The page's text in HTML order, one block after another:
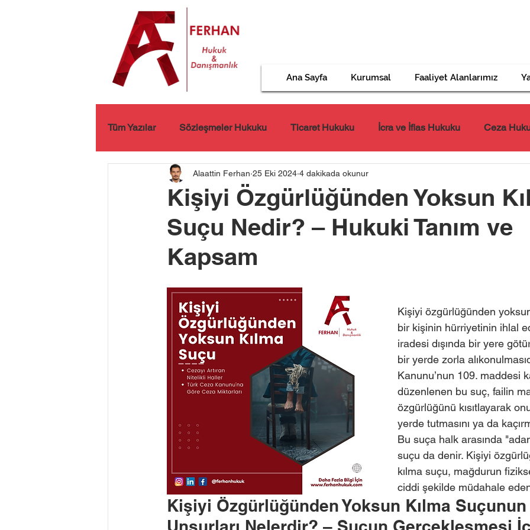
Ana Sayfa Kurumsal Faaliyet Alanlarımız
Tüm Yazılar Sözleşmeler Hukuku Ticaret Hukuku İcra ve İflas Hukuku Ceza
Kişisel Verilerin Korunması Tazminat Hukuku İş Hukuku
Kişiyi Özgürlüğünden Yoksun
Suçu Nedir? – Hukuki Tanım ve
Kapsam
Alaattin Ferhan 25 Eki 2024 4 dakikada okunur
Kişiyi özgürlüğünden
bir kişinin hürriyetinin ihlal
iradesi dışında bir yere
bir yerde zorla
Kanunu’nun 109. maddesi
düzenlenen bu suç, failin
özgürlüğünü kısıtlayarak
yerde tutmasını ya da
Bu suça halk arasında
suçu da denir. Kişiyi
kılma suçu, mağdurun
ciddi şekilde müdahale
Kişiyi Özgürlüğünden Yoksun Kılma